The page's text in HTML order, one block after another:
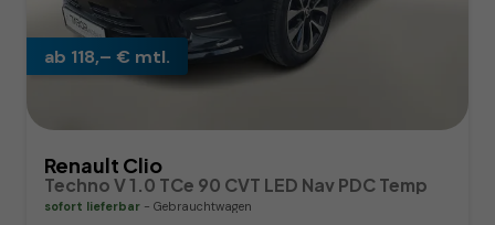
ab 118,– € mtl.
Renault Clio
Techno V 1.0 TCe 90 CVT LED Nav PDC Temp
sofort lieferbar Gebrauchtwagen